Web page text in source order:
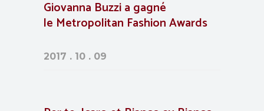
Giovanna Buzzi a gagné
le Metropolitan Fashion Awards
2017 . 10 . 09